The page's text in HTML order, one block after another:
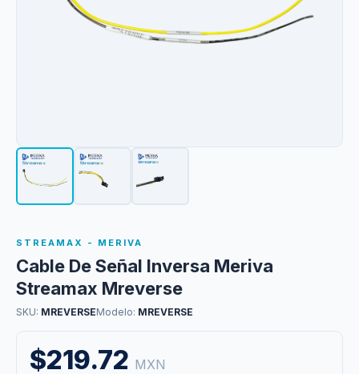
STREAMAX - MERIVA
Cable De Señal Inversa Meriva
Streamax Mreverse
SKU: MREVERSEModelo: MREVERSE
$219.72 MXN